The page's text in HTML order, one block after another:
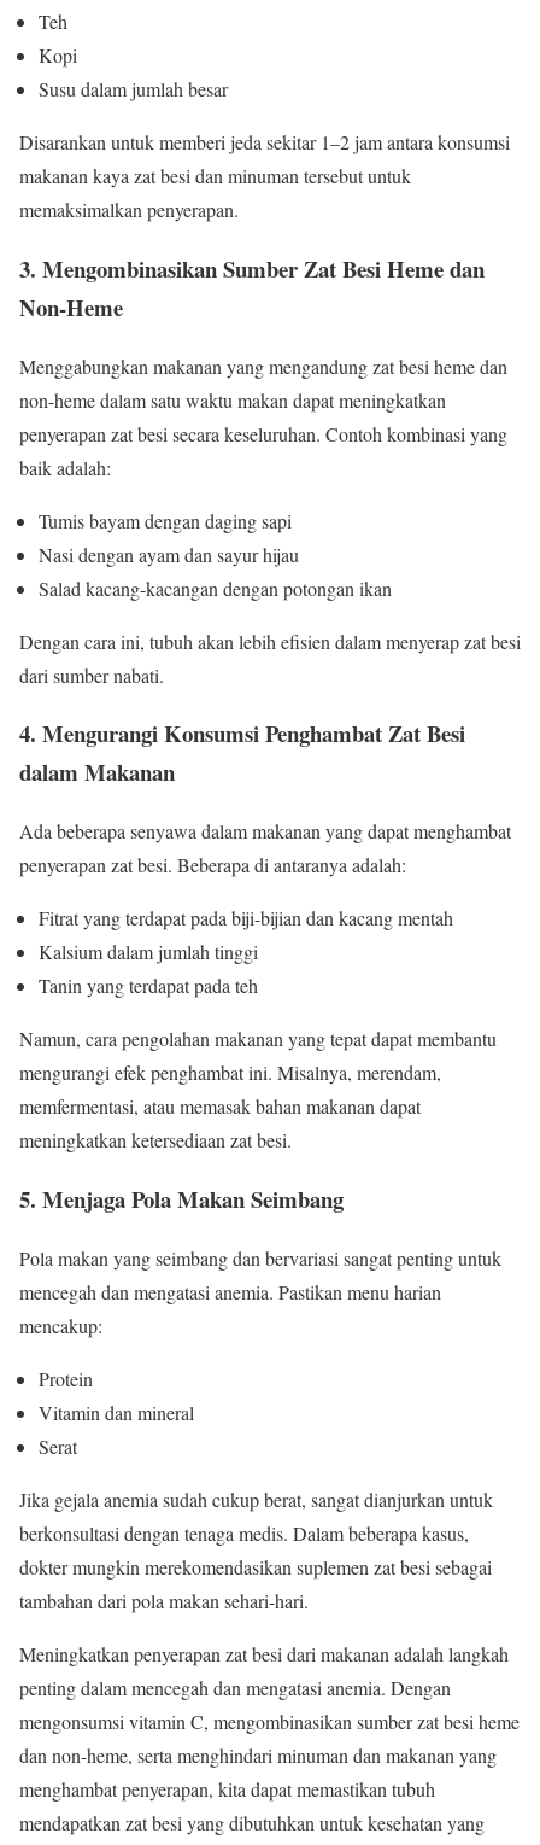
Teh
Kopi
Susu dalam jumlah besar
Disarankan untuk memberi jeda sekitar 1–2 jam antara konsumsi
makanan kaya zat besi dan minuman tersebut untuk
memaksimalkan penyerapan.
3. Mengombinasikan Sumber Zat Besi Heme dan
Non-Heme
Menggabungkan makanan yang mengandung zat besi heme dan
non-heme dalam satu waktu makan dapat meningkatkan
penyerapan zat besi secara keseluruhan. Contoh kombinasi yang
baik adalah:
Tumis bayam dengan daging sapi
Nasi dengan ayam dan sayur hijau
Salad kacang-kacangan dengan potongan ikan
Dengan cara ini, tubuh akan lebih efisien dalam menyerap zat besi
dari sumber nabati.
4. Mengurangi Konsumsi Penghambat Zat Besi
dalam Makanan
Ada beberapa senyawa dalam makanan yang dapat menghambat
penyerapan zat besi. Beberapa di antaranya adalah:
Fitrat yang terdapat pada biji-bijian dan kacang mentah
Kalsium dalam jumlah tinggi
Tanin yang terdapat pada teh
Namun, cara pengolahan makanan yang tepat dapat membantu
mengurangi efek penghambat ini. Misalnya, merendam,
memfermentasi, atau memasak bahan makanan dapat
meningkatkan ketersediaan zat besi.
5. Menjaga Pola Makan Seimbang
Pola makan yang seimbang dan bervariasi sangat penting untuk
mencegah dan mengatasi anemia. Pastikan menu harian
mencakup:
Protein
Vitamin dan mineral
Serat
Jika gejala anemia sudah cukup berat, sangat dianjurkan untuk
berkonsultasi dengan tenaga medis. Dalam beberapa kasus,
dokter mungkin merekomendasikan suplemen zat besi sebagai
tambahan dari pola makan sehari-hari.
Meningkatkan penyerapan zat besi dari makanan adalah langkah
penting dalam mencegah dan mengatasi anemia. Dengan
mengonsumsi vitamin C, mengombinasikan sumber zat besi heme
dan non-heme, serta menghindari minuman dan makanan yang
menghambat penyerapan, kita dapat memastikan tubuh
mendapatkan zat besi yang dibutuhkan untuk kesehatan yang